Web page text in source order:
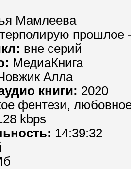
Мамлеева
прошлое
вне серий
МедиаКнига
Алла
книги: 2020
фентези,
kbps
14:39:32